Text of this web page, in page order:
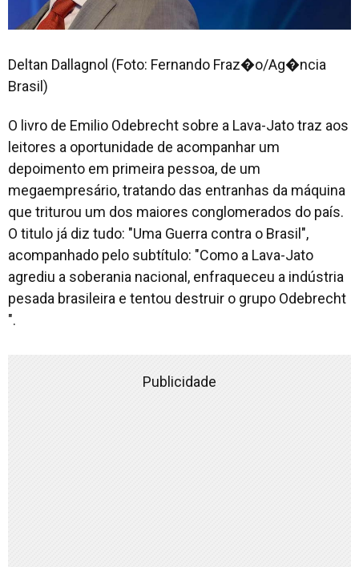
Deltan Dallagnol (Foto: Fernando Fraz�o/Ag�ncia
Brasil)
O livro de Emilio Odebrecht sobre a Lava-Jato traz aos
leitores a oportunidade de acompanhar um
depoimento em primeira pessoa, de um
megaempresário, tratando das entranhas da máquina
que triturou um dos maiores conglomerados do país.
O titulo já diz tudo: "Uma Guerra contra o Brasil",
acompanhado pelo subtítulo: "Como a Lava-Jato
agrediu a soberania nacional, enfraqueceu a indústria
pesada brasileira e tentou destruir o grupo Odebrecht
".
Publicidade